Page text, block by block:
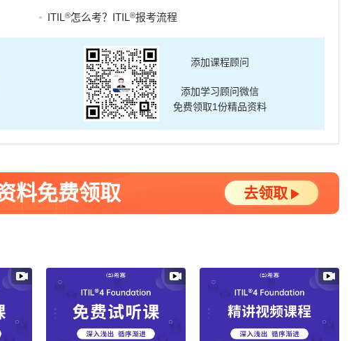
ITIL®怎么考？ITIL®报考流程
添加课程顾问
添加学习顾问微信
免费领取1份精品资料
料免费领取 去领取